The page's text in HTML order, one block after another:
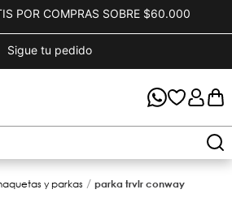
POR COMPRAS SOBRE $60.000
Sigue tu pedido
y parkas
parka trvlr conway